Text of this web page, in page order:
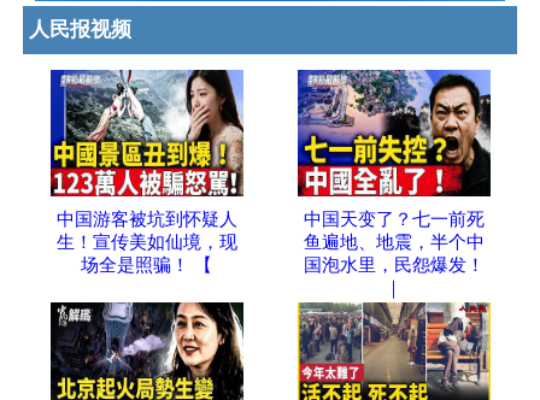
人民报视频
中国游客被坑到怀疑人
生！宣传美如仙境，现
场全是照骗！ 【
中国天变了？七一前死
鱼遍地、地震，半个中
国泡水里，民怨爆发！
｜